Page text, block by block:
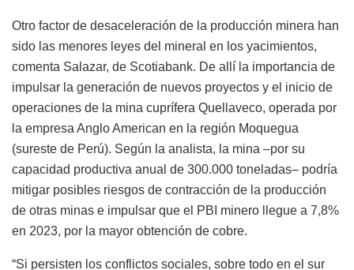
Otro factor de desaceleración de la producción minera han
sido las menores leyes del mineral en los yacimientos,
comenta Salazar, de Scotiabank. De allí la importancia de
impulsar la generación de nuevos proyectos y el inicio de
operaciones de la mina cuprífera Quellaveco, operada por
la empresa Anglo American en la región Moquegua
(sureste de Perú). Según la analista, la mina –por su
capacidad productiva anual de 300.000 toneladas– podría
mitigar posibles riesgos de contracción de la producción
de otras minas e impulsar que el PBI minero llegue a 7,8%
en 2023, por la mayor obtención de cobre.
“Si persisten los conflictos sociales, sobre todo en el sur